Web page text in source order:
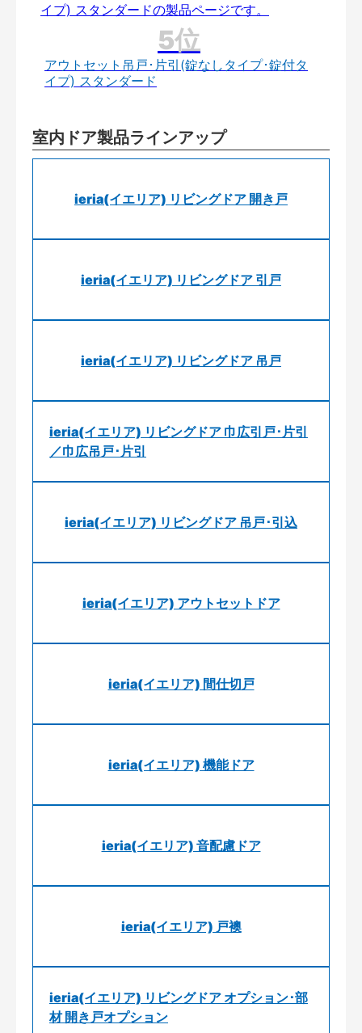
アウトセット吊戸･片引(錠なしタイプ･錠付タ
イプ) スタンダード
室内ドア製品ラインアップ
ieria(イエリア) リビングドア 開き戸
ieria(イエリア) リビングドア 引戸
ieria(イエリア) リビングドア 吊戸
ieria(イエリア) リビングドア 巾広引戸･片引
／巾広吊戸･片引
ieria(イエリア) リビングドア 吊戸･引込
ieria(イエリア) アウトセットドア
ieria(イエリア) 間仕切戸
ieria(イエリア) 機能ドア
ieria(イエリア) 音配慮ドア
ieria(イエリア) 戸襖
ieria(イエリア) リビングドア オプション･部
材 開き戸オプション